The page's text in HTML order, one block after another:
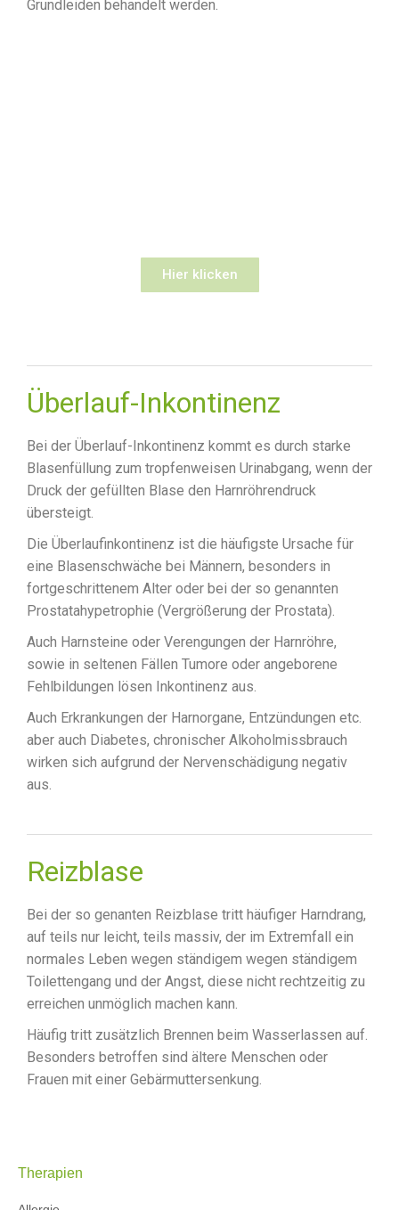
Grundleiden behandelt werden.
Hier klicken
Überlauf-Inkontinenz
Bei der Überlauf-Inkontinenz kommt es durch starke
Blasenfüllung zum tropfenweisen Urinabgang, wenn der
Druck der gefüllten Blase den Harnröhrendruck
übersteigt.
Die Überlaufinkontinenz ist die häufigste Ursache für
eine Blasenschwäche bei Männern, besonders in
fortgeschrittenem Alter oder bei der so genannten
Prostatahypetrophie (Vergrößerung der Prostata).
Auch Harnsteine oder Verengungen der Harnröhre,
sowie in seltenen Fällen Tumore oder angeborene
Fehlbildungen lösen Inkontinenz aus.
Auch Erkrankungen der Harnorgane, Entzündungen etc.
aber auch Diabetes, chronischer Alkoholmissbrauch
wirken sich aufgrund der Nervenschädigung negativ
aus.
Reizblase
Bei der so genanten Reizblase tritt häufiger Harndrang,
auf teils nur leicht, teils massiv, der im Extremfall ein
normales Leben wegen ständigem wegen ständigem
Toilettengang und der Angst, diese nicht rechtzeitig zu
erreichen unmöglich machen kann.
Häufig tritt zusätzlich Brennen beim Wasserlassen auf.
Besonders betroffen sind ältere Menschen oder
Frauen mit einer Gebärmuttersenkung.
Therapien